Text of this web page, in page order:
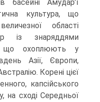
Амудар’ї
культура, що
області
із знаряддями
що охоплю­ють у
Азії, Європи,
Корені цієї
капсійського
на сході Середньої